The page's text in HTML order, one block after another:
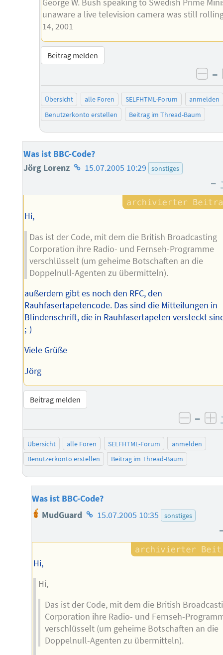
George W. Bush speaking to Swedish Prime
unaware a live television camera was still
14, 2001
Beitrag melden
–
Übersicht alle Foren SELFHTML-Forum
anmelden
Benutzerkonto erstellen
Beitrag im Thread-Baum
Was ist BBC-Code?
Jörg Lorenz Homepage
Autors
15.07.2005 10:29 sonstiges
–
Hi,
Das ist der Code, mit dem die British Broadcasting
Corporation ihre Radio- und Fernseh-Programme
verschlüsselt (um geheime Botschaften an die
Doppelnull-Agenten zu übermitteln).
außerdem gibt es noch den RFC, den
Rauhfasertapetencode. Das sind die Mitteilungen in
Blindenschrift, die in Rauhfasertapeten versteckt
;-)
Viele Grüße
Jörg
Beitrag melden
–
Übersicht alle Foren SELFHTML-Forum
anmelden
Benutzerkonto erstellen
Beitrag im Thread-Baum
Was ist BBC-Code?
MudGuard Homepage
Autors
15.07.2005 10:35 sonstiges
Hi,
Hi,
Das ist der Code, mit dem die British
Corporation ihre Radio- und Fernseh-
verschlüsselt (um geheime Botschaften an die
Doppelnull-Agenten zu übermitteln).